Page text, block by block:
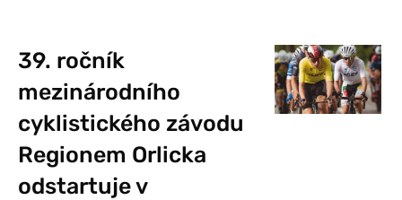
39. ročník
mezinárodního
cyklistického závodu
Regionem Orlicka
odstartuje v